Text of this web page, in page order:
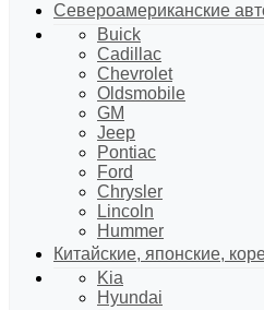
Североамериканские
Buick
Cadillac
Chevrolet
Oldsmobile
GM
Jeep
Pontiac
Ford
Chrysler
Lincoln
Hummer
Китайские, японские,
Kia
Hyundai